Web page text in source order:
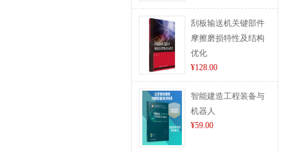
刮板输送机关键部件
摩擦磨损特性及结构
优化
¥128.00
智能建造工程装备与
机器人
¥59.00